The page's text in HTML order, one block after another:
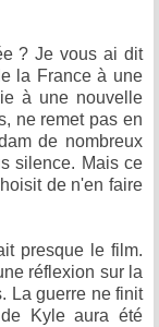
? Je vous ai dit
la France à une
à une nouvelle
ne remet pas en
de nombreux
silence. Mais ce
de n'en faire
presque le film.
réflexion sur la
La guerre ne finit
Kyle aura été